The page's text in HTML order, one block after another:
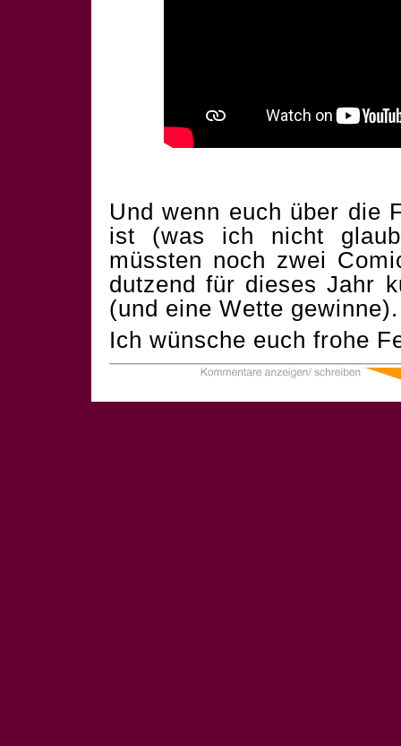
Und wenn euch über die
ist (was ich nicht
müssten noch zwei
dutzend für dieses Jahr
(und eine Wette
Ich wünsche euch frohe